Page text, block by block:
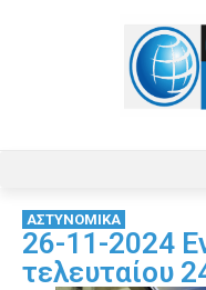
ΑΣΤΥΝΟΜΙΚΑ
26-11-2024
τελευταίου